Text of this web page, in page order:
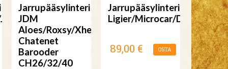
Jarrupääsylinteri
JDM
Aloes/Roxsy/Xheos
Chatenet
Barooder
CH26/32/40
Jarrupääsylinteri
Ligier/Microcar/DUE
89,00 € OSTA